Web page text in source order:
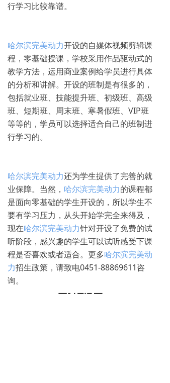
行学习比较靠谱。
哈尔滨完美动力开设的自媒体视频剪辑课
程，零基础授课，学校采用作品驱动式的
教学方法，运用商业案例给学员进行具体
的分析和讲解。开设的班制是有很多的，
包括就业班、技能提升班、初级班、高级
班、短期班、周末班、寒暑假班、VIP班
等等的，学员可以选择适合自己的班制进
行学习的。
哈尔滨完美动力还为学生提供了完善的就
业保障。当然， 哈尔滨完美动力的课程都
是面向零基础的学生开设的，所以学生不
要有学习压力，从头开始学完全来得及，
现在哈尔滨完美动力针对开设了免费的试
听阶段，感兴趣的学生可以试听感受下课
程是否喜欢或者适合。更多哈尔滨完美动
力招生政策，请致电0451-88869611咨
询。